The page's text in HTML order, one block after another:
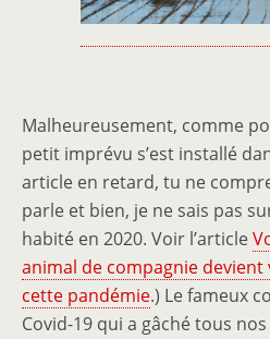
Malheureusement, comme
petit imprévu s’est installé
article en retard, tu ne
parle et bien, je ne sais pas
habité en 2020. Voir l’article
animal de compagnie
cette pandémie.) Le fameux
Covid-19 qui a gâché tous